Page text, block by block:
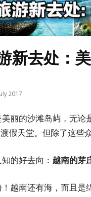
新去处：
2017
丽的沙滩岛屿，无
假天堂。但除了这些
的好去向： 越南的芽
越南还有海，而且是